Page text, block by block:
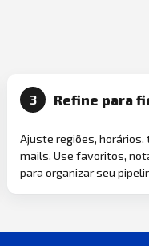
3 Refine para
Ajuste regiões,
mails. Use favoritos,
para organizar seu